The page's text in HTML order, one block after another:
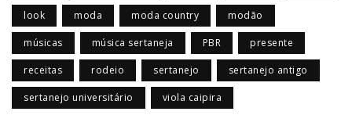
look moda moda country modão
músicas música sertaneja PBR presente
receitas rodeio sertanejo sertanejo antigo
sertanejo universitário viola caipira